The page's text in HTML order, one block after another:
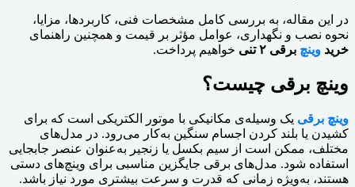
در این مقاله، به بررسی کامل مشخصات فنی، کاربردها، مزایا،
نحوه نصب و نگهداری، عوامل مؤثر بر قیمت و همچنین راهنمای
خرید وینچ برقی ۲ تنی خواهیم پرداخت.
وینچ برقی چیست؟
وینچ برقی یک وسیله‌ی مکانیکی با موتور الکتریکی است که برای
کشیدن یا بلند کردن اجسام سنگین به‌کار می‌رود. در مدل‌های
مختلف، ممکن است از سیم بکسل یا زنجیر به‌عنوان عنصر جابجایی
استفاده شود. مدل‌های برقی جایگزین مناسبی برای وینچ‌های دستی
هستند، به‌ویژه زمانی که قدرت و سرعت بیشتری مورد نیاز باشد.